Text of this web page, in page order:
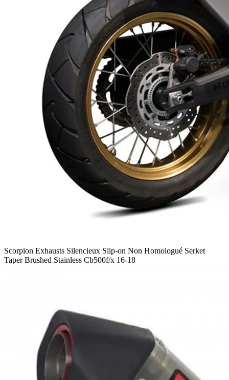
Scorpion Exhausts Silencieux Slip-on Non Homologué Serket
Taper Brushed Stainless Cb500f/x 16-18